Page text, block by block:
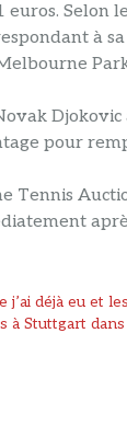
euros. Selon
à
pour
Tennis
j’ai déjà eu et
à Stuttgart